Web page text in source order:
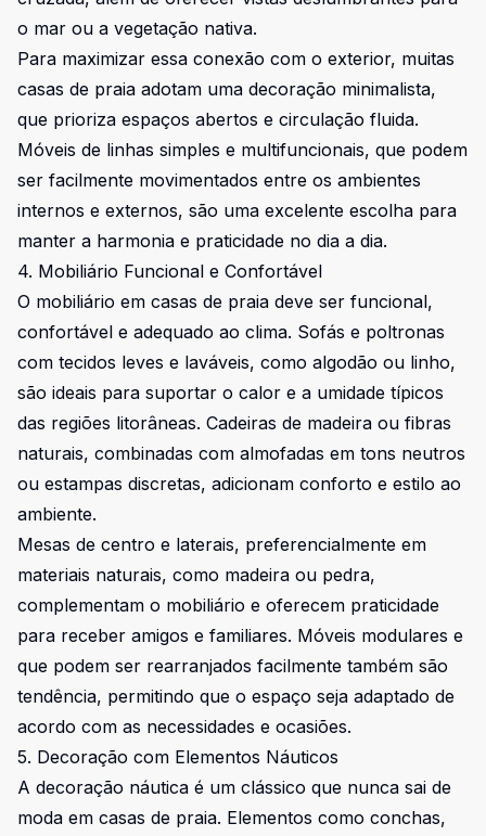
o mar ou a vegetação nativa.
Para maximizar essa conexão com o exterior, muitas
casas de praia adotam uma decoração minimalista,
que prioriza espaços abertos e circulação fluida.
Móveis de linhas simples e multifuncionais, que podem
ser facilmente movimentados entre os ambientes
internos e externos, são uma excelente escolha para
manter a harmonia e praticidade no dia a dia.
4. Mobiliário Funcional e Confortável
O mobiliário em casas de praia deve ser funcional,
confortável e adequado ao clima. Sofás e poltronas
com tecidos leves e laváveis, como algodão ou linho,
são ideais para suportar o calor e a umidade típicos
das regiões litorâneas. Cadeiras de madeira ou fibras
naturais, combinadas com almofadas em tons neutros
ou estampas discretas, adicionam conforto e estilo ao
ambiente.
Mesas de centro e laterais, preferencialmente em
materiais naturais, como madeira ou pedra,
complementam o mobiliário e oferecem praticidade
para receber amigos e familiares. Móveis modulares e
que podem ser rearranjados facilmente também são
tendência, permitindo que o espaço seja adaptado de
acordo com as necessidades e ocasiões.
5. Decoração com Elementos Náuticos
A decoração náutica é um clássico que nunca sai de
moda em casas de praia. Elementos como conchas,